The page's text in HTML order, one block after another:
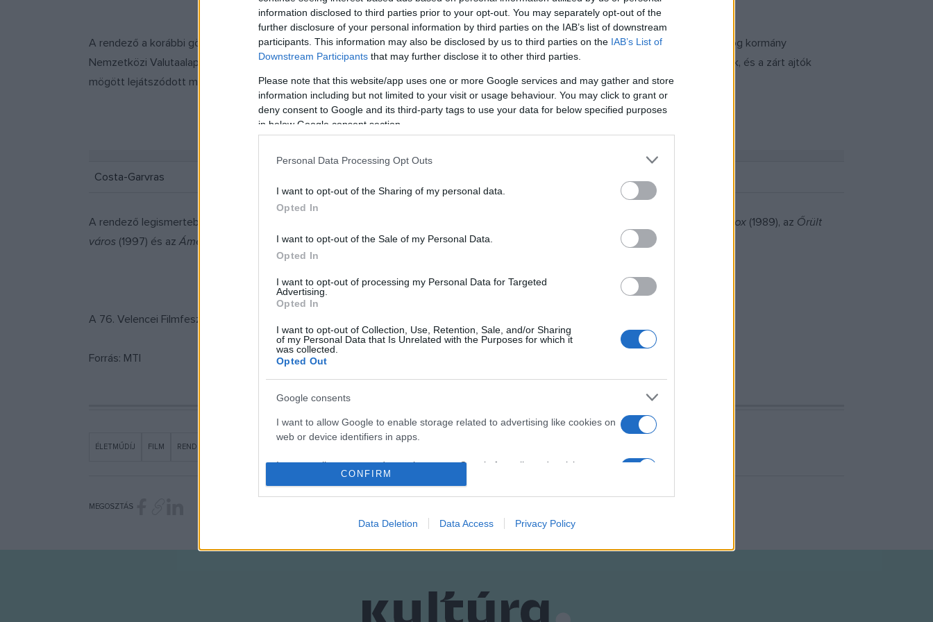
information disclosed to third parties prior to your opt-out. You may separately opt-out of the
further disclosure of your personal information by third parties on the IAB’s list of downstream
participants. This information may also be disclosed by us to third parties on the IAB’s List of
Downstream Participants that may further disclose it to other third parties.
Please note that this website/app uses one or more Google services and may gather and store
information including but not limited to your visit or usage behaviour. You may click to grant or
deny consent to Google and its third-party tags to use your data for below specified purposes
in below Google consent section.
Personal Data Processing Opt Outs
I want to opt-out of the Sharing of my personal data.
Opted In
I want to opt-out of the Sale of my Personal Data.
Opted In
I want to opt-out of processing my Personal Data for Targeted
Advertising.
Opted In
I want to opt-out of Collection, Use, Retention, Sale, and/or Sharing
of my Personal Data that Is Unrelated with the Purposes for which it
was collected.
Opted Out
Google consents
I want to allow Google to enable storage related to advertising like cookies on
web or device identifiers in apps.
I want to allow my user data to be sent to Google for online advertising
CONFIRM
Data Deletion Data Access Privacy Policy
A rendező a korábbi görög pénzügyminiszter, Jánisz Varufákisz azonos című könyve alapján írta a forgatókönyvet. A film a baloldali görög kormány
Nemzetközi Valutaalappal (IMF), az európai technokratákkal és a német kormánnyal folytatott, kudarcba fulladt tárgyalásai után játszódik, és a zárt ajtók
mögött lejátszódott mély, emberi tragédiákat ábrázolja.
Costa-Garvras
A rendező legismertebb filmjei közé tartozik a Music Box (1989), az Őrült
város (1997) és azÁmen
A 76. Velencei Filmfesztivált augusztus 28. és szeptember 7. között rendezik meg.
Forrás: MTI
ÉLETMŰDÍJ FILM RENDEZÕ
MEGOSZTÁS